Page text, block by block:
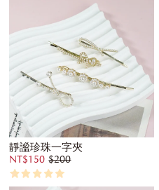
靜謐珍珠一字夾
NT$150 $200